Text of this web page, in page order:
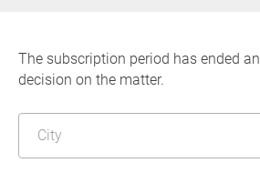
The subscription period has ended
decision on the matter.